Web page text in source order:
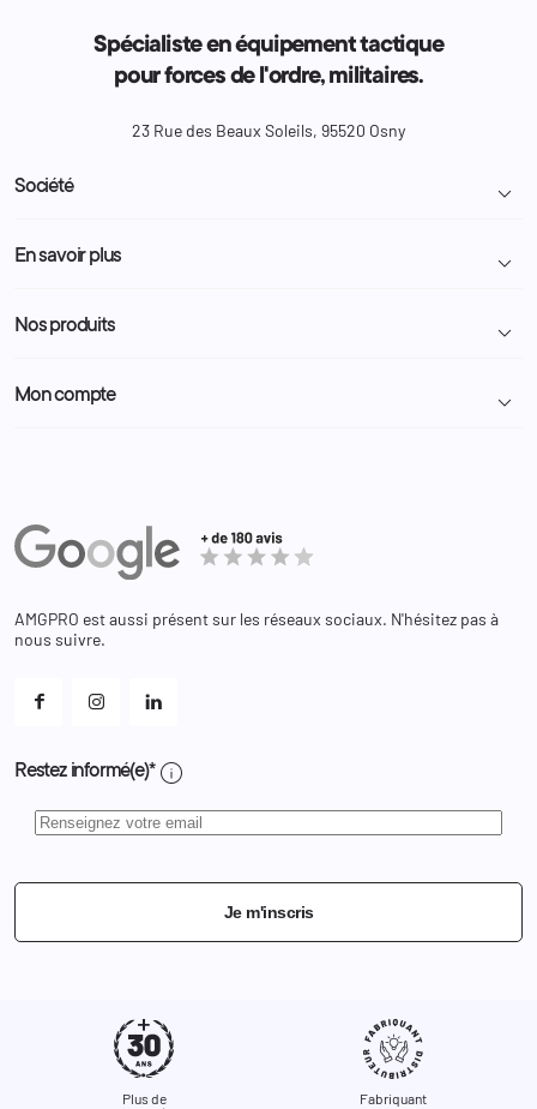
Spécialiste en équipement tactique
pour forces de l'ordre, militaires.
23 Rue des Beaux Soleils, 95520 Osny
Société 
Livraison et retour colis
Demande de devis
Nous contacter
En savoir plus 
Programme Fidélité
Administration
Nos produits 
Police Municipale | ASVP
Equipements
Bagagerie
Mon compte 
Adresses
Bons de réduction
Et les cookies ?
AMGPRO est aussi présent sur les réseaux sociaux. N'hésitez pas à
nous suivre.
Restez informé(e)* info
Je m'inscris
Plus de
Fabriquant